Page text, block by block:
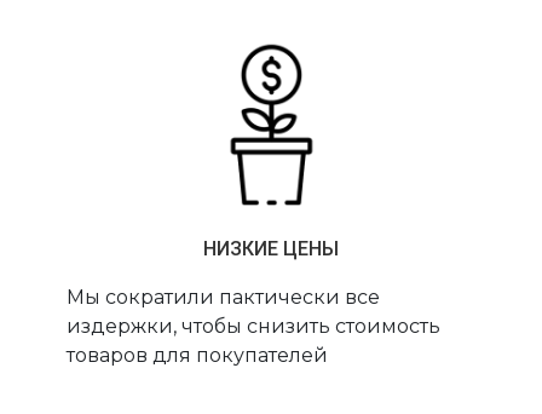
НИЗКИЕ ЦЕНЫ
Мы сократили пактически все
издержки, чтобы снизить стоимость
товаров для покупателей